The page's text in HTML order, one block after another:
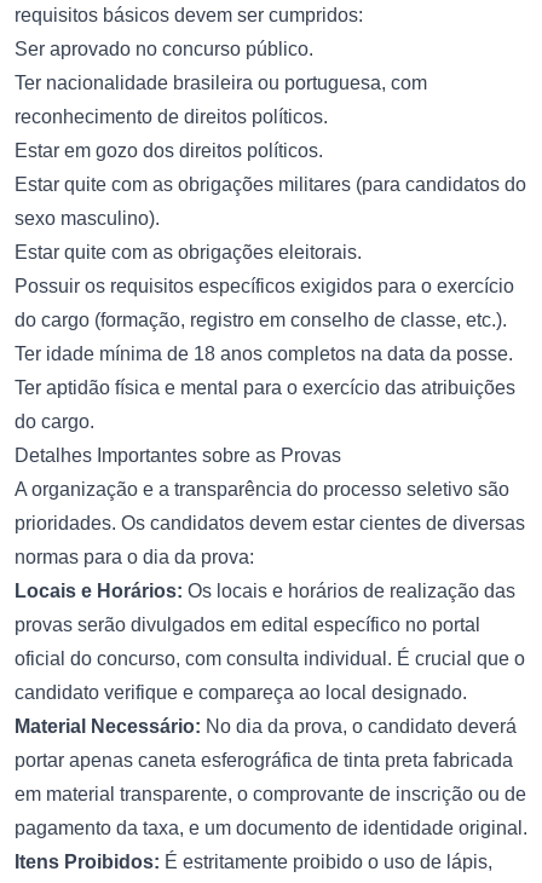
requisitos básicos devem ser cumpridos:
Ser aprovado no concurso público.
Ter nacionalidade brasileira ou portuguesa, com
reconhecimento de direitos políticos.
Estar em gozo dos direitos políticos.
Estar quite com as obrigações militares (para candidatos do
sexo masculino).
Estar quite com as obrigações eleitorais.
Possuir os requisitos específicos exigidos para o exercício
do cargo (formação, registro em conselho de classe, etc.).
Ter idade mínima de 18 anos completos na data da posse.
Ter aptidão física e mental para o exercício das atribuições
do cargo.
Detalhes Importantes sobre as Provas
A organização e a transparência do processo seletivo são
prioridades. Os candidatos devem estar cientes de diversas
normas para o dia da prova:
Locais e Horários: Os locais e horários de realização das
provas serão divulgados em edital específico no portal
oficial do concurso, com consulta individual. É crucial que o
candidato verifique e compareça ao local designado.
Material Necessário: No dia da prova, o candidato deverá
portar apenas caneta esferográfica de tinta preta fabricada
em material transparente, o comprovante de inscrição ou de
pagamento da taxa, e um documento de identidade original.
Itens Proibidos: É estritamente proibido o uso de lápis,